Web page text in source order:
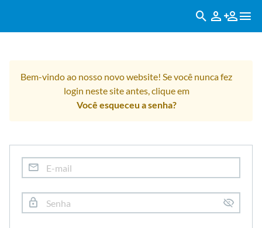
Bem-vindo ao nosso novo website! Se você nunca fez
login neste site antes, clique em
Você esqueceu a senha?